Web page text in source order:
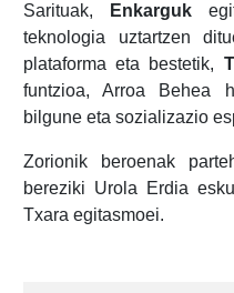
Sarituak,
Enkarguk
teknologia uztartzen
plataforma eta bestetik,
funtzioa, Arroa Behea
bilgune eta sozializazio
Zorionik beroenak
bereziki Urola Erdia
Txara egitasmoei.